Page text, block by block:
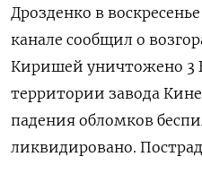
Дрозденко в
канале сообщил о
Киришей уничтожено 3
территории завода
падения обломков
ликвидировано.